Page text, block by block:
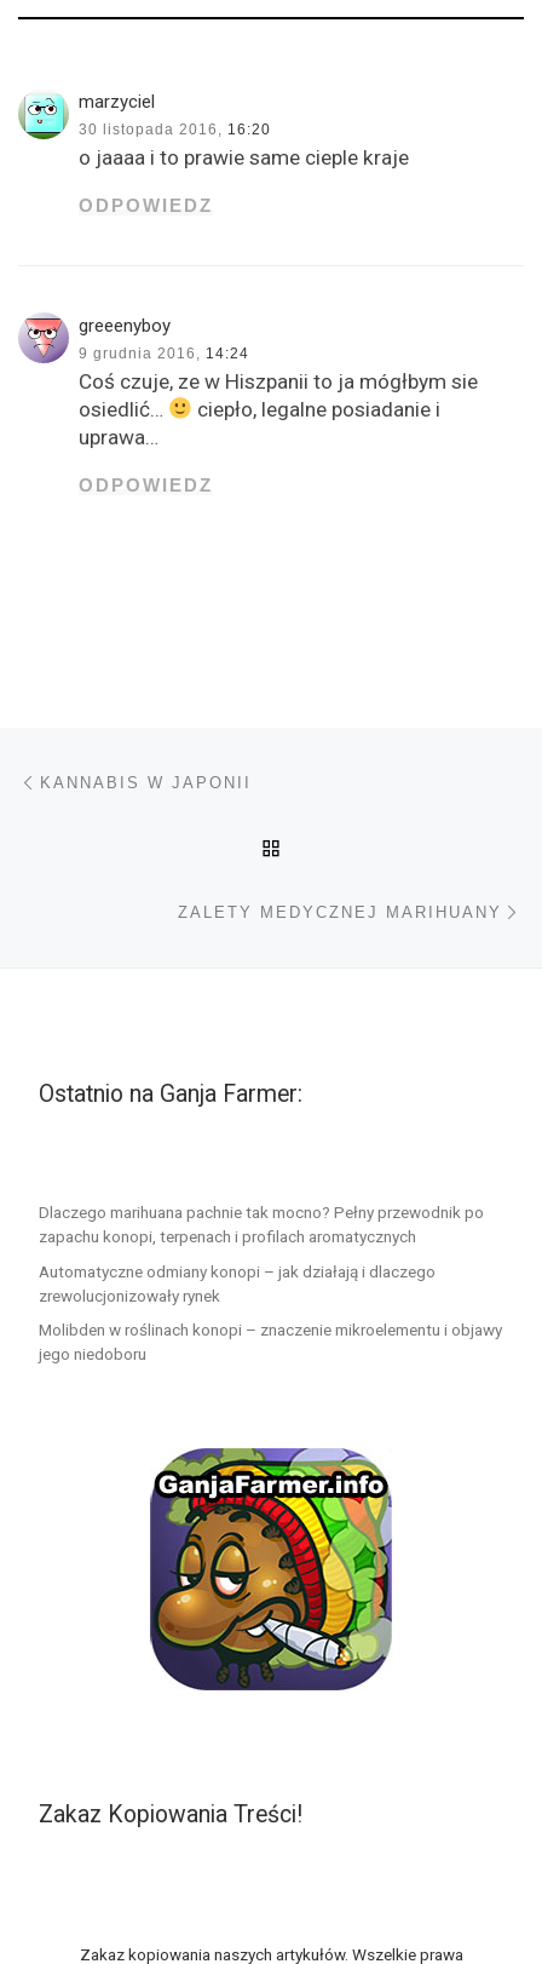
marzyciel
30 listopada 2016, 16:20
o jaaaa i to prawie same cieple kraje
ODPOWIEDZ
greeenyboy
9 grudnia 2016, 14:24
Coś czuje, ze w Hiszpanii to ja mógłbym sie
osiedlić…
ciepło, legalne posiadanie i
uprawa…
ODPOWIEDZ
Nawigacja wpisu
KANNABIS W JAPONII
ZALETY MEDYCZNEJ MARIHUANY
Ostatnio na Ganja Farmer:
Dlaczego marihuana pachnie tak mocno? Pełny przewodnik po
zapachu konopi, terpenach i profilach aromatycznych
Automatyczne odmiany konopi – jak działają i dlaczego
zrewolucjonizowały rynek
Molibden w roślinach konopi – znaczenie mikroelementu i objawy
jego niedoboru
Zakaz Kopiowania Treści!
Zakaz kopiowania naszych artykułów. Wszelkie prawa